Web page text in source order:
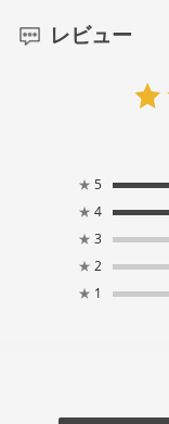
レビュー
★ 5
★ 4
★ 3
★ 2
★ 1